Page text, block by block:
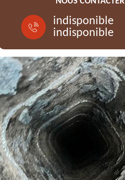
indisponible
indisponible